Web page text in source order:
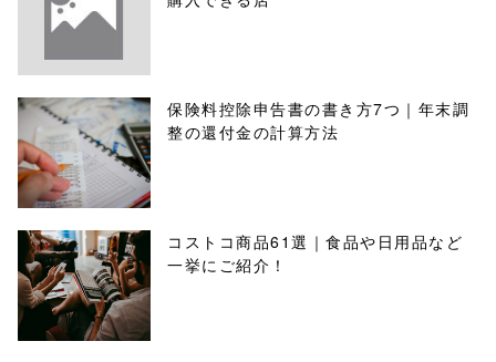
保険料控除申告書の書き方7つ｜年末調
整の還付金の計算方法
コストコ商品61選｜食品や日用品など
一挙にご紹介！